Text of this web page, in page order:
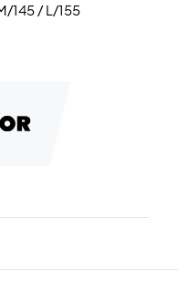
145 / L/155